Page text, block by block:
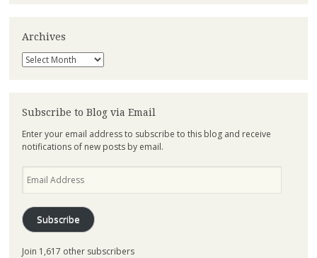
Archives
Archives
Subscribe to Blog via Email
Enter your email address to subscribe to this blog and receive
notifications of new posts by email.
Address
Subscribe
Join 1,617 other subscribers